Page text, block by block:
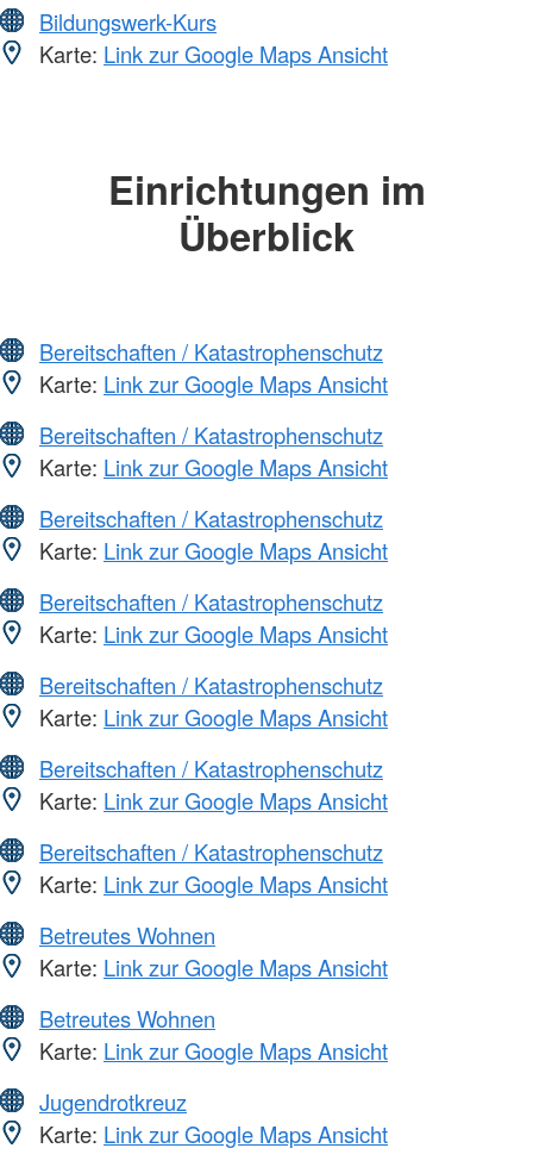
Bildungswerk-Kurs
Karte: Link zur Google Maps Ansicht
Einrichtungen im
Überblick
Bereitschaften / Katastrophenschutz
Karte: Link zur Google Maps Ansicht
Bereitschaften / Katastrophenschutz
Karte: Link zur Google Maps Ansicht
Bereitschaften / Katastrophenschutz
Karte: Link zur Google Maps Ansicht
Bereitschaften / Katastrophenschutz
Karte: Link zur Google Maps Ansicht
Bereitschaften / Katastrophenschutz
Karte: Link zur Google Maps Ansicht
Bereitschaften / Katastrophenschutz
Karte: Link zur Google Maps Ansicht
Bereitschaften / Katastrophenschutz
Karte: Link zur Google Maps Ansicht
Betreutes Wohnen
Karte: Link zur Google Maps Ansicht
Betreutes Wohnen
Karte: Link zur Google Maps Ansicht
Jugendrotkreuz
Karte: Link zur Google Maps Ansicht